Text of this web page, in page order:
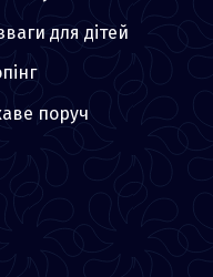
для дітей
поруч